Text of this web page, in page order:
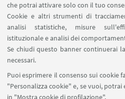
che potrai attivare solo con il tuo
Cookie e altri strumenti di
analisi statistiche, misure
istituzionale e analisi dei
Se chiudi questo banner continuerai
necessari.
Puoi esprimere il consenso sui cookie
"Personalizza cookie" e, se vuoi,
in "Mostra cookie di profilazione".
Ministero dell'Istruzione
Area
Carta dei
SEGUI